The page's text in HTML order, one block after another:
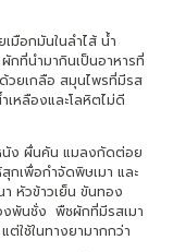
มือกมันในลำไส้ น้ำ
กที่นำมากินเป็นอาหารที่
วยเกลือ สมุนไพรที่มีรส
เหลืองและโลหิตไม่ดี
ง ผื่นคัน แมลงกัดต่อย
เพื่อกำจัดพิษเมา และ
หัวข้าวเย็น ขันทอง
งพันชั่ง พืชผักที่มีรสเมา
ต่ใช้ในทางยามากกว่า